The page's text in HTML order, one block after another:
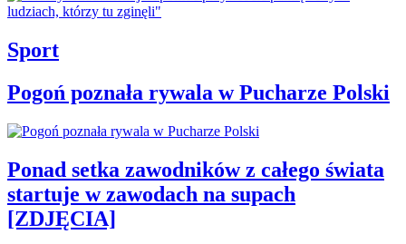
Sport
Pogoń poznała rywala w Pucharze Polski
Ponad setka zawodników z całego świata
startuje w zawodach na supach
[ZDJĘCIA]